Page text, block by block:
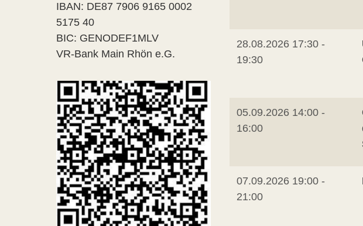
28.08.2026 17:30 -
19:30
05.09.2026 14:00 -
16:00
07.09.2026 19:00 -
21:00
IBAN: DE87 7906 9165 0002
5175 40
BIC: GENODEF1MLV
VR-Bank Main Rhön e.G.